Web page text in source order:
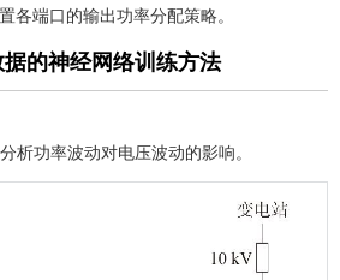
各端口的输出功率分配策略。
的神经网络训练方法
析功率波动对电压波动的影响。